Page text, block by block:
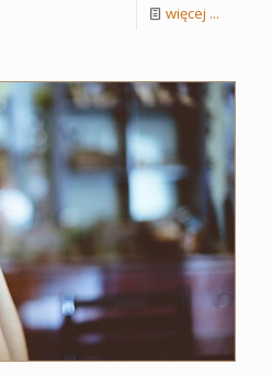
więcej ...